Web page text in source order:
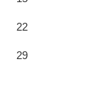
22
29